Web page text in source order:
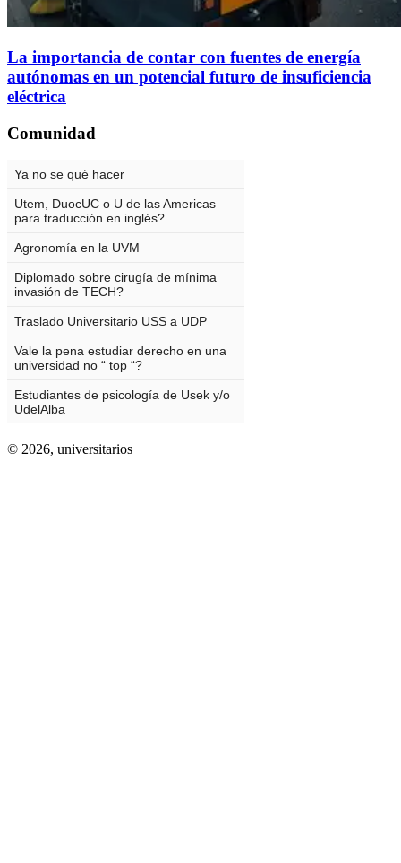
La importancia de contar con fuentes de energía
autónomas en un potencial futuro de insuficiencia
eléctrica
Comunidad
© 2026, universitarios